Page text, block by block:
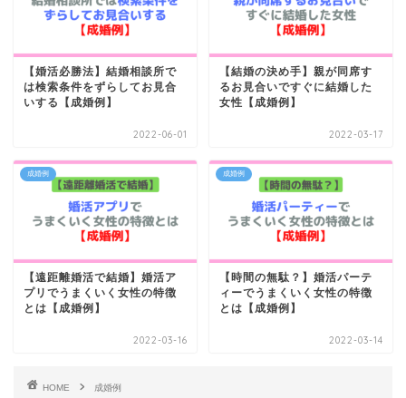
【婚活必勝法】結婚相談所で
は検索条件をずらしてお見合
いする【成婚例】
2022-06-01
【結婚の決め手】親が同席す
るお見合いですぐに結婚した
女性【成婚例】
2022-03-17
成婚例
【遠距離婚活で結婚】婚活ア
プリでうまくいく女性の特徴
とは【成婚例】
2022-03-16
成婚例
【時間の無駄？】婚活パーテ
ィーでうまくいく女性の特徴
とは【成婚例】
2022-03-14
HOME 成婚例